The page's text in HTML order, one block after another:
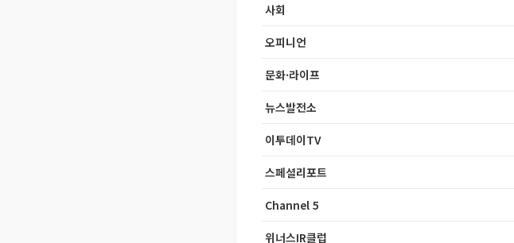
사회
오피니언
문화·라이프
뉴스발전소
이투데이TV
스페셜리포트
Channel 5
위너스IR클럽